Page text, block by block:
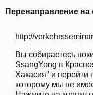
Прошедшие встречи
12.13.14.15.16.17.18
Ближайшие
лет клубу!
Перенаправление на
http://
Вы собираетесь
SsangYong в
Хакасия" и перейти
которому мы не